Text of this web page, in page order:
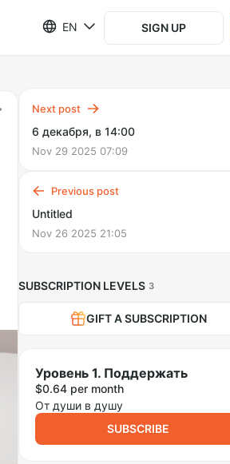
EN SIGN UP
Next post
6 декабря, в 14:00
Nov 29 2025 07:09
Previous post
Untitled
Nov 26 2025 21:05
SUBSCRIPTION LEVELS 3
GIFT A SUBSCRIPTION
Уровень 1. Поддержать
$0.64 per month
От души в душу
SUBSCRIBE